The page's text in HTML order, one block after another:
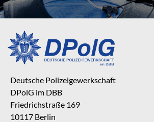
Deutsche Polizeigewerkschaft
DPolG im DBB
Friedrichstraße 169
10117 Berlin